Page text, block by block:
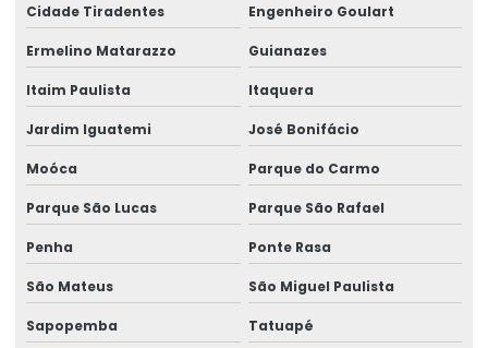
Laudo De Estrutura De Telhado
Laudo Estrutural
Laudo Estrutural Predio
Laudo estrutural residencial
Laudo Estrutural Telhado
Laudo estrutural telhado
Cidade Tiradentes Engenheiro Goulart
Ermelino Matarazzo Guianazes
Itaim Paulista Itaquera
Jardim Iguatemi José Bonifácio
Moóca Parque do Carmo
Parque São Lucas Parque São Rafael
Penha Ponte Rasa
São Mateus São Miguel Paulista
Sapopemba Tatuapé